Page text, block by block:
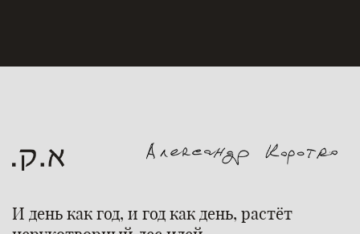
И день как год, и год как день, растёт